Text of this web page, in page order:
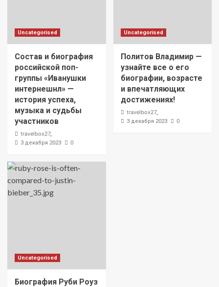
Uncategorised
Состав и биография
российской поп-
группы «Иванушки
интернешнл» —
история успеха,
музыка и судьбы
участников
travelbox27_
3 декабря 2023 0
Uncategorised
Политов Владимир —
узнайте все о его
биографии, возрасте
и впечатляющих
достижениях!
travelbox27_
3 декабря 2023 0
Uncategorised
Биография Руби Роуз